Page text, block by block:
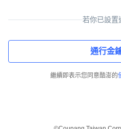
若你已設置
通行金
繼續即表示您同意酷澎的